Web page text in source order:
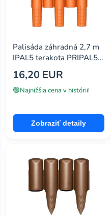
Palisáda záhradná 2,7 m
IPAL5 terakota PRIPAL5-
R624
16,20 EUR
🟢Najnižšia cena v histórii!
Zobraziť detaily